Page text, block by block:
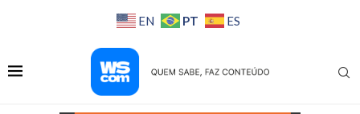
EN PT ES